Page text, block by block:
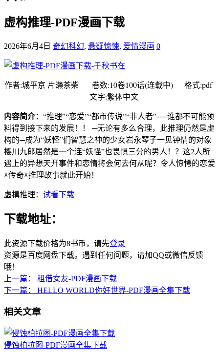
虚构推理-PDF漫画下载
2026年6月4日 奇幻科幻, 悬疑惊悚, 爱情漫画 0
作者:城平京 片濑茶柴 卷数:10卷100话(连载中) 格式:pdf
文字:繁体中文
内容简介： “推理”“恋爱”“都市传说”“非人者”──谁都不可能预
料得到接下来的发展！！ ─无论有多么合理，此推理仍然是虚
构的─成为“妖怪”们智慧之神的少女岩永琴子一见钟情的对象
樱川九郎居然是一个连“妖怪”也畏惧三分的男人！？这2人所
遇上的异想天开事件和恋情将会何去何从呢？令人惊愕的恋爱
☓传奇☓推理故事就此开始！
虛構推理： 试看下载
下载地址：
此资源下载价格为8书币，请先登录
资源是百度网盘下载。遇到任何问题，请加QQ或微信反馈
哦！
上一篇：
租借女友-PDF漫画下载
下一篇：
HELLO WORLD你好世界-PDF漫画全集下载
相关文章
侵蚀柏拉图-PDF漫画全集下载